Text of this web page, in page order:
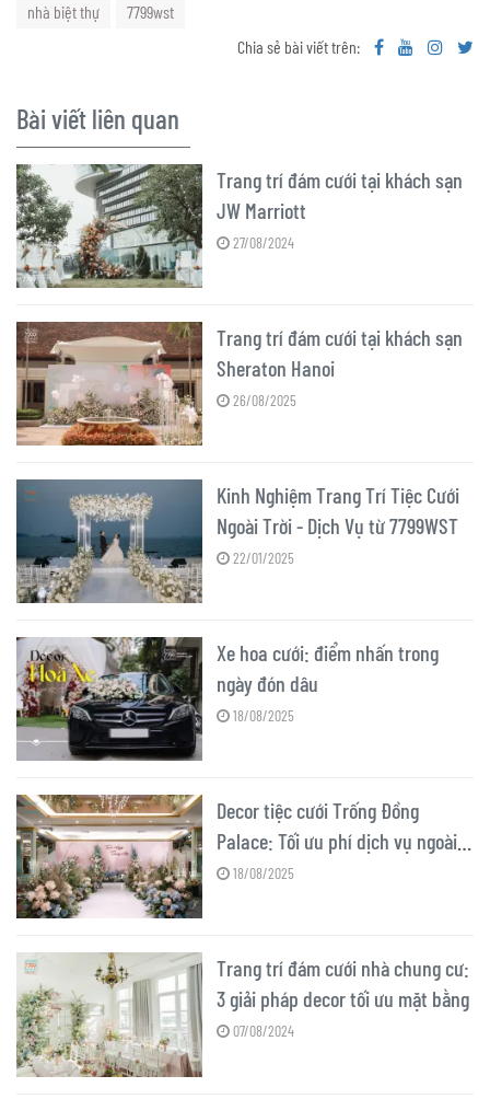
nhà biệt thự
7799wst
Chia sẻ bài viết trên:
Bài viết liên quan
Trang trí đám cưới tại khách sạn
JW Marriott
27/08/2024
Trang trí đám cưới tại khách sạn
Sheraton Hanoi
26/08/2025
Kinh Nghiệm Trang Trí Tiệc Cưới
Ngoài Trời - Dịch Vụ từ 7799WST
22/01/2025
Xe hoa cưới: điểm nhấn trong
ngày đón dâu
18/08/2025
Decor tiệc cưới Trống Đồng
Palace: Tối ưu phí dịch vụ ngoài
và ngân sách
18/08/2025
Trang trí đám cưới nhà chung cư:
3 giải pháp decor tối ưu mặt bằng
07/08/2024